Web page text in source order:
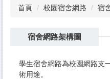
首頁 校園宿舍網路 宿
宿舍網路架構圖
學生宿舍網路為校園網路支
術用途。